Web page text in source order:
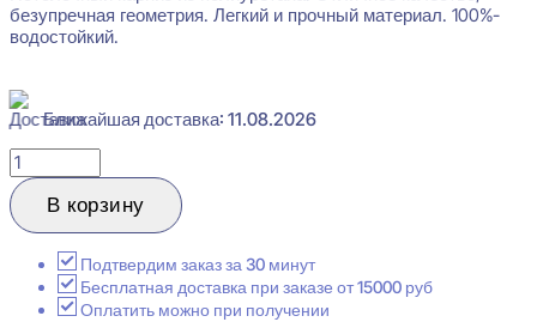
безупречная геометрия. Легкий и прочный материал. 100%-
водостойкий.
Ближайшая доставка: 11.08.2026
Количество
товара
Orac
Decor
Карниз
потолочный
21x60x2000
В корзину
Подтвердим заказ за 30 минут
Бесплатная доставка при заказе от 15000 руб
Оплатить можно при получении